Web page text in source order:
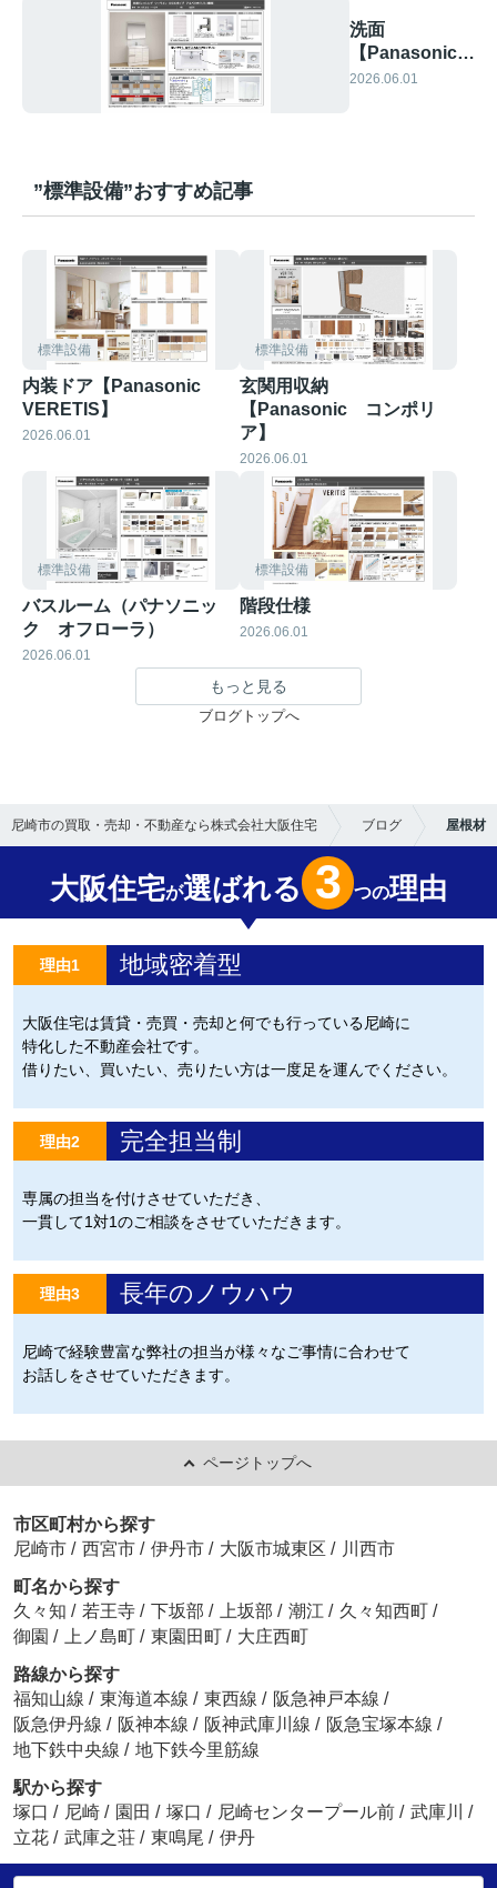
洗面
【Panasonic
CLine 】
2026.06.01
”標準設備”おすすめ記事
標準設備
内装ドア【Panasonic
VERETIS】
2026.06.01
標準設備
玄関用収納
【Panasonic コンポリ
ア】
2026.06.01
標準設備
バスルーム（パナソニッ
ク オフローラ）
2026.06.01
標準設備
階段仕様
2026.06.01
もっと見る
ブログトップへ
尼崎市の買取・売却・不動産なら株式会社大阪住宅 ブログ 屋根材
大阪住宅が選ばれる 3 つの理由
理由1 地域密着型
大阪住宅は賃貸・売買・売却と何でも行っている尼崎に
特化した不動産会社です。
借りたい、買いたい、売りたい方は一度足を運んでください。
理由2 完全担当制
専属の担当を付けさせていただき、
一貫して1対1のご相談をさせていただきます。
理由3 長年のノウハウ
尼崎で経験豊富な弊社の担当が様々なご事情に合わせて
お話しをさせていただきます。
ページトップへ
市区町村から探す
尼崎市 / 西宮市 / 伊丹市 / 大阪市城東区 / 川西市
町名から探す
久々知 / 若王寺 / 下坂部 / 上坂部 / 潮江 / 久々知西町 /
御園 / 上ノ島町 / 東園田町 / 大庄西町
路線から探す
福知山線 / 東海道本線 / 東西線 / 阪急神戸本線 /
阪急伊丹線 / 阪神本線 / 阪神武庫川線 / 阪急宝塚本線 /
地下鉄中央線 / 地下鉄今里筋線
駅から探す
塚口 / 尼崎 / 園田 / 塚口 / 尼崎センタープール前 / 武庫川
/
立花 / 武庫之荘 / 東鳴尾 / 伊丹